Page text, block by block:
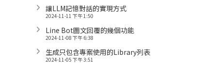
讓LLM記憶對話的實現方式
2024-11-11 下午 1:50
Line Bot圖文回覆的幾個功能
2024-11-08 下午 6:38
生成只包含專案使用的Library列表
2024-11-05 下午 3:51